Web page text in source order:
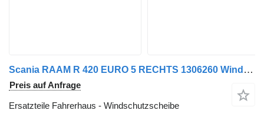
Scania RAAM R 420 EURO 5 RECHTS 1306260 Windschutzscheibe für LKW
Preis auf Anfrage
Ersatzteile Fahrerhaus - Windschutzscheibe